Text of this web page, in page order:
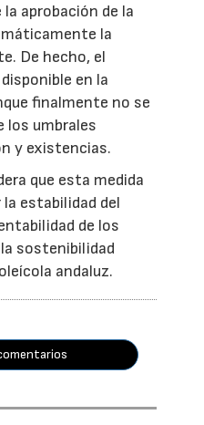
la aprobación de la
la
De hecho, el
en la
finalmente no se
los umbrales
y existencias.
que esta medida
estabilidad del
de los
sostenibilidad
andaluz.